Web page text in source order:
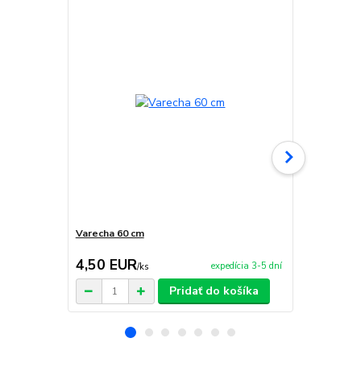
Varecha 60 cm
4,50 EUR/ks expedícia 3-5 dní
Pridať do košíka